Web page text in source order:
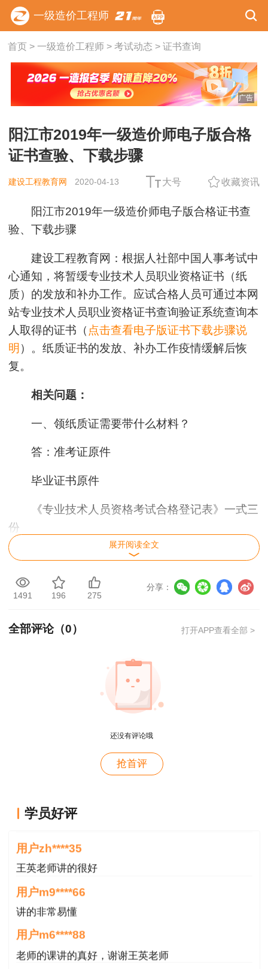
一级造价工程师
首页> 一级造价工程师> 考试动态 > 证书查询
广告
阳江市2019年一级造价师电子版合格
证书查验、下载步骤
建设工程教育网 2020-04-13 大号 收藏资讯
阳江市2019年一级造价师电子版合格证书查
验、下载步骤
建设工程教育网：根据人社部中国人事考试中
心通知，将暂缓专业技术人员职业资格证书（纸
质）的发放和补办工作。应试合格人员可通过本网
站专业技术人员职业资格证书查询验证系统查询本
人取得的证书（ 点击查看电子版证书下载步骤说
明 ）。纸质证书的发放、补办工作疫情缓解后恢
复。
相关问题：
一、领纸质证需要带什么材料？
答： 准考证原件
毕业证书原件
《专业技术人员资格考试合格登记表》一式三
份
领取须持本人身份证（护照或驾照）原件、免
冠证件照片若干张
原件
求的证件（以上信息仅供参考,具体要求以当地规
详情点击>>
二、纸质证书领取方式
答：领取方式分两种，分别是现场领取和邮政
邮递领取（仅部分省份支持邮递领取，考生到时可
查询当地人事考试网通知或者拨打考试中心电话询
答：个别考生由于特殊情况不能在相关时间内
办理证书领取事宜，一般各地考试中心会代为保
管，考生可拨打当地考试中心进行询问。
四、证书领取通知到时候会在哪里公布？
答：中国人事考试网
展开阅读全文
1491 196 275
分享：
全部评论（0） 打开APP查看全部 >
还没有评论哦
抢首评
学员好评
用户m1****68
用户zh****35
王英老师讲的很好
用户m9****66
讲的非常易懂
用户m6****88
老师的课讲的真好，谢谢王英老师